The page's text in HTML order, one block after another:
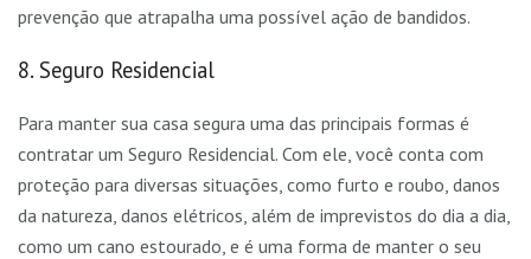
prevenção que atrapalha uma possível ação de bandidos.
8. Seguro Residencial
Para manter sua casa segura uma das principais formas é
contratar um Seguro Residencial. Com ele, você conta com
proteção para diversas situações, como furto e roubo, danos
da natureza, danos elétricos, além de imprevistos do dia a dia,
como um cano estourado, e é uma forma de manter o seu